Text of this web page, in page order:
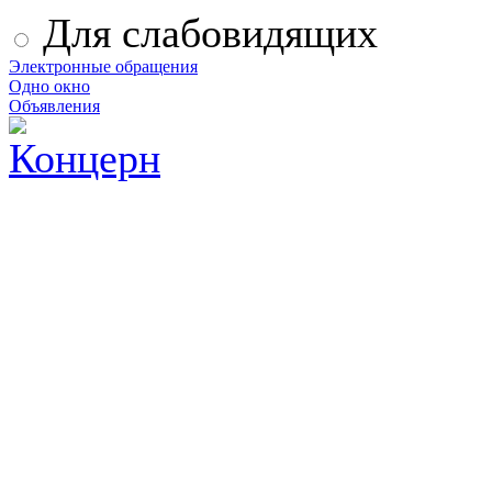
Для слабовидящих
Электронные обращения
Одно окно
Объявления